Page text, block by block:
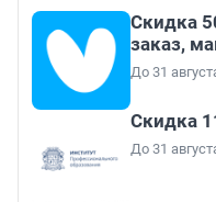
Скидка
заказ,
До 31
Скидка
До 31